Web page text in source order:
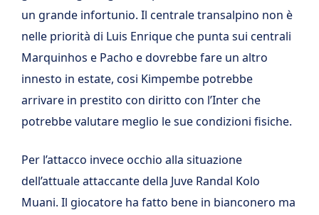
un grande infortunio. Il centrale transalpino non è
nelle priorità di Luis Enrique che punta sui centrali
Marquinhos e Pacho e dovrebbe fare un altro
innesto in estate, cosi Kimpembe potrebbe
arrivare in prestito con diritto con l’Inter che
potrebbe valutare meglio le sue condizioni fisiche.
Per l’attacco invece occhio alla situazione
dell’attuale attaccante della Juve Randal Kolo
Muani. Il giocatore ha fatto bene in bianconero ma